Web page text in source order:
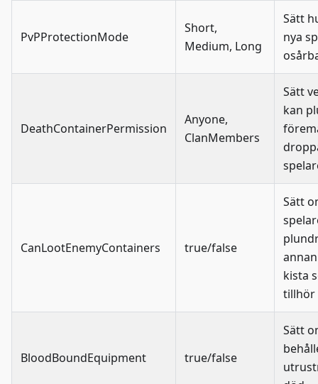
PvPProtectionMode
Short,
Medium, Long
Sätt
nya
DeathContainerPermission
Anyone,
ClanMembers
Sätt
kan
CanLootEnemyContainers true/false
Sätt
kista
tillhör
BloodBoundEquipment true/false
Sätt